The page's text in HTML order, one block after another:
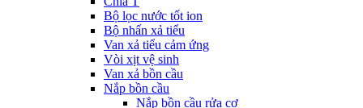
Bộ lọc nước tốt ion
Bộ nhấn xả tiểu
Van xả tiểu cảm ứng
Vòi xịt vệ sinh
Van xả bồn cầu
Nắp bồn cầu
Nắp bồn cầu rửa cơ